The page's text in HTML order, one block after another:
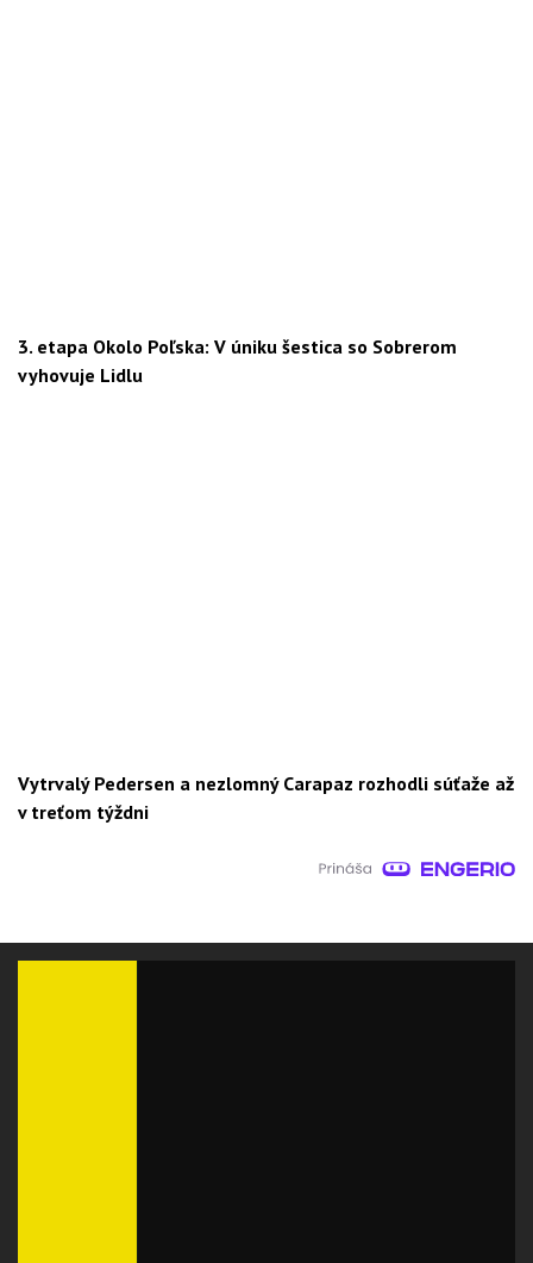
3. etapa Okolo Poľska: V úniku šestica so Sobrerom
vyhovuje Lidlu
Vytrvalý Pedersen a nezlomný Carapaz rozhodli súťaže až
v treťom týždni